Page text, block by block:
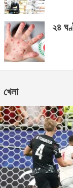
২৪
খেলা